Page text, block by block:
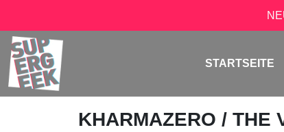
STARTSEITE
KHARMAZERO / THE